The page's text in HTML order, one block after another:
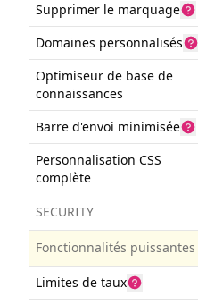
Supprimer le marquage
Domaines personnalisés
Optimiseur de base de
connaissances
Barre d'envoi minimisée
Personnalisation CSS
complète
SECURITY
Fonctionnalités puissantes
Limites de taux